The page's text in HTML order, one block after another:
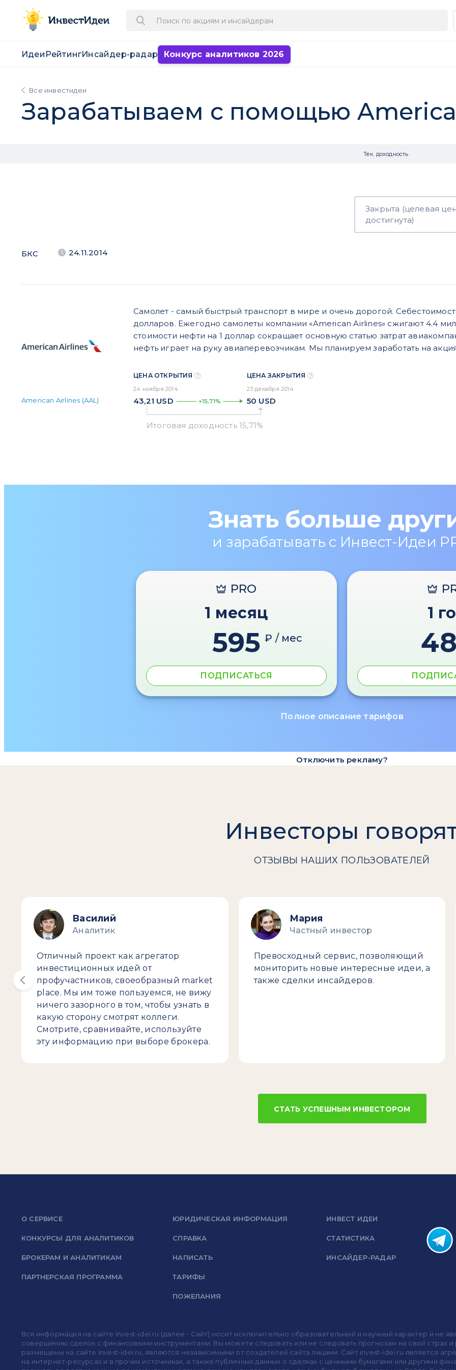
Идеи РейтингИнсайдер-радар Конкурс аналитиков 2026
Все инвестидеи
Зарабатываем с помощью
Тек. доходность
Закрыта (целевая
достигнута)
БКС 24.11.2014
American Airlines (AAL)
Самолет - самый быстрый транспорт в мире и очень дорогой.
долларов. Ежегодно самолеты компании «American Airlines» сжигают 4.4
стоимости нефти на 1 доллар сокращает основную статью затрат
нефть играет на руку авиаперевозчикам. Мы планируем заработать на
ЦЕНА ОТКРЫТИЯ
24 ноября 2014
43,21 USD +15,71%
ЦЕНА ЗАКРЫТИЯ
23 декабря 2014
50 USD
Знать больше
и зарабатывать с Инвест-Идеи
PRO
1 месяц
595 ₽ / мес
ПОДПИСАТЬСЯ
1
Полное описание тарифов
Отключить рекламу?
Инвесторы
ОТЗЫВЫ НАШИХ ПОЛЬЗОВАТЕЛЕЙ
Василий
Аналитик
Отличный проект как агрегатор
инвестиционных идей от
профучастников, своеобразный market
place. Мы им тоже пользуемся, не вижу
ничего зазорного в том, чтобы узнать в
какую сторону смотрят коллеги.
Смотрите, сравнивайте, используйте
эту информацию при выборе брокера.
Мария
Частный инвестор
Превосходный сервис, позволяющий
мониторить новые интересные идеи, а
также сделки инсайдеров.
СТАТЬ УСПЕШНЫМ ИНВЕСТОРОМ
О СЕРВИСЕ
КОНКУРСЫ ДЛЯ АНАЛИТИКОВ
БРОКЕРАМ И АНАЛИТИКАМ
ПАРТНЕРСКАЯ ПРОГРАММА
ЮРИДИЧЕСКАЯ ИНФОРМАЦИЯ
СПРАВКА
НАПИСАТЬ
ТАРИФЫ
ПОЖЕЛАНИЯ
ИНВЕСТ ИДЕИ
СТАТИСТИКА
ИНСАЙДЕР-РАДАР
Вся информация на сайте invest-idei.ru (далее - Сайт) носит исключительно образовательный и научный характер и не
совершению сделок с финансовыми инструментами. Вы можете следовать или не следовать прогнозам на свой страх и
размещены на сайте invest-idei.ru, являются независимыми от создателей сайта лицами. Сайт invest-idei.ru является
на интернет-ресурсах и в прочих источниках, а также публичных данных о сделках с ценными бумагами или другими